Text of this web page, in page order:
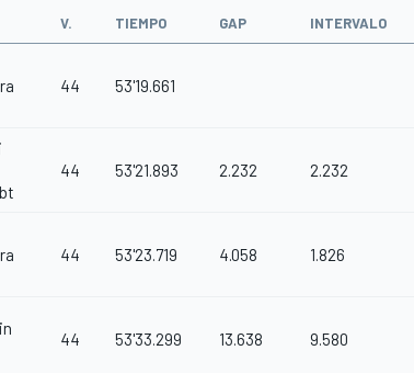
V. TIEMPO GAP INTERVALO
44 53'19.661
44 53'21.893 2.232 2.232
44 53'23.719 4.058 1.826
44 53'33.299 13.638 9.580